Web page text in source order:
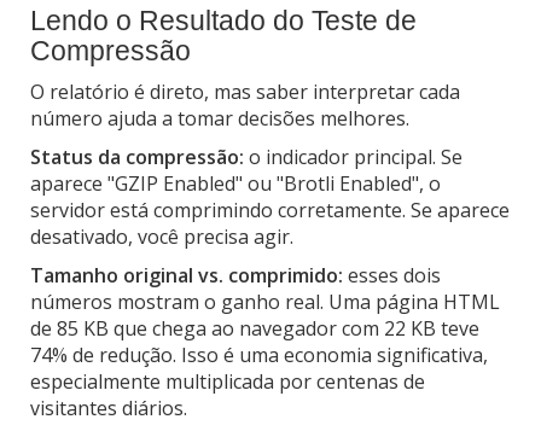
Lendo o Resultado do Teste de
Compressão
O relatório é direto, mas saber interpretar cada
número ajuda a tomar decisões melhores.
Status da compressão: o indicador principal. Se
aparece "GZIP Enabled" ou "Brotli Enabled", o
servidor está comprimindo corretamente. Se aparece
desativado, você precisa agir.
Tamanho original vs. comprimido: esses dois
números mostram o ganho real. Uma página HTML
de 85 KB que chega ao navegador com 22 KB teve
74% de redução. Isso é uma economia significativa,
especialmente multiplicada por centenas de
visitantes diários.